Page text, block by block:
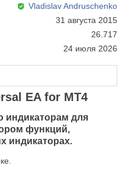
Vladislav Andruschenko
31 августа 2015
26.717
24 июля 2026
EA for MT4
индикаторам для
функций,
индикаторах.